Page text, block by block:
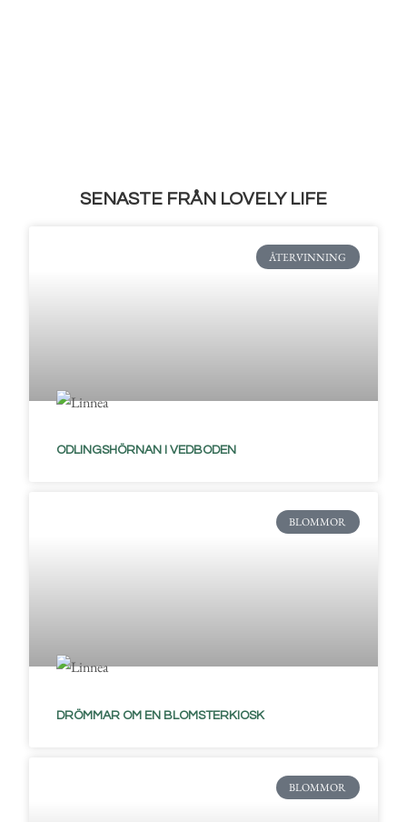
SENASTE FRÅN LOVELY LIFE
ÅTERVINNING
ODLINGSHÖRNAN I VEDBODEN
BLOMMOR
DRÖMMAR OM EN BLOMSTERKIOSK
BLOMMOR